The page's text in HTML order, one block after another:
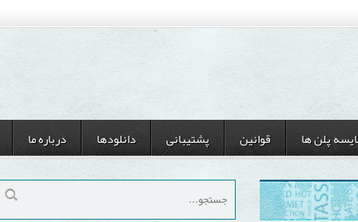
ها قوانین پشتیبانی دانلودها درباره ما